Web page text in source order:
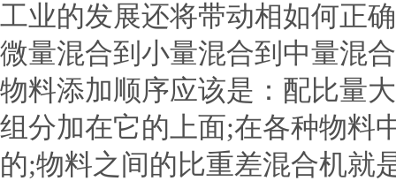
工业的发展还将带动相如何
微量混合到小量混合到中量
物料添加顺序应该是：配比量
组分加在它的上面;在各种物料
的;物料之间的比重差混合机就